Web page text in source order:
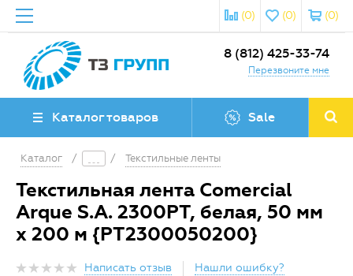
(0)
(0)
(0)
8 (812) 425-33-74
Перезвоните мне
Каталог товаров Sale
Каталог / / Текстильные ленты
Текстильная лента Comercial
Arque S.A. 2300PT, белая, 50 мм
x 200 м {PT2300050200}
Написать отзыв
Нашли ошибку?